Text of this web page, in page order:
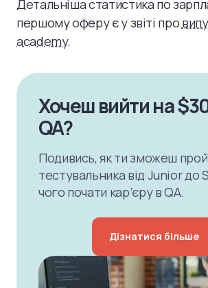
Детальніша статистика по
першому оферу є у звіті про
academy.
Хочеш вийти на
QA?
Подивись, як ти зможеш
тестувальника від Junior до
чого почати кар’єру в QA.
Дізнатися більше